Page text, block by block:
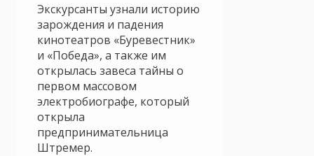
Экскурсанты узнали историю
зарождения и падения
кинотеатров «Буревестник»
и «Победа», а также им
открылась завеса тайны о
первом массовом
электробиографе, который
открыла
предпринимательница
Штремер.